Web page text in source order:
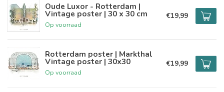
Oude Luxor - Rotterdam |
Vintage poster | 30 x 30 cm
Op voorraad
€19,99
Rotterdam poster | Markthal
Vintage poster | 30x30
Op voorraad
€19,99